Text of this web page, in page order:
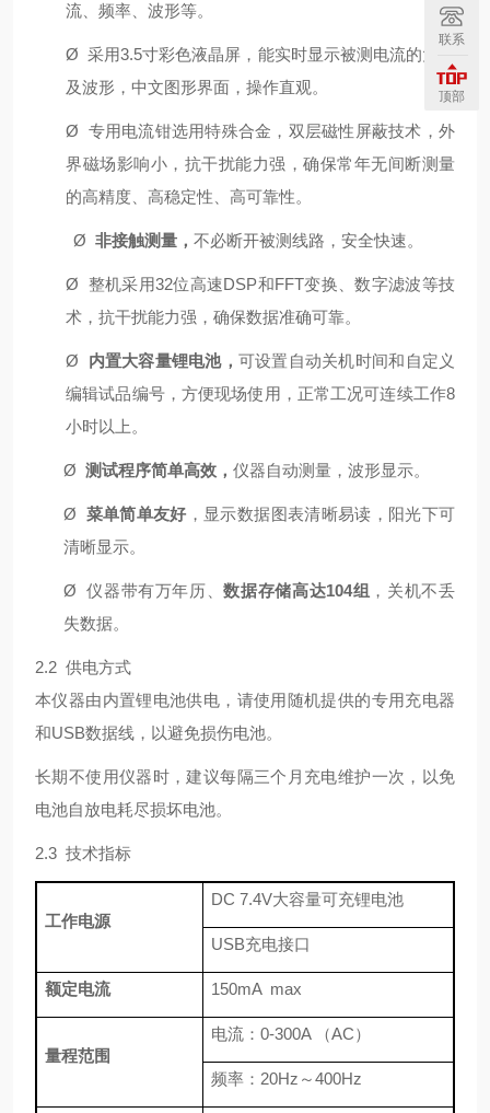
流、频率、波形等。
Ø 采用3.5寸彩色液晶屏，能实时显示被测电流的大小
及波形，中文图形界面，操作直观。
Ø 专用电流钳选用特殊合金，双层磁性屏蔽技术，外
界磁场影响小，抗干扰能力强，确保常年无间断测量
的高精度、高稳定性、高可靠性。
Ø 非接触测量， 不必断开被测线路，安全快速。
Ø 整机采用32位高速DSP和FFT变换、数字滤波等技
术，抗干扰能力强，确保数据准确可靠。
Ø 内置大容量锂电池， 可设置自动关机时间和 自定义
编辑试品编号，方便现场使用， 正常工况可连续工作8
小时以上。
Ø 测试程序简单高效， 仪器自动测量，波形显示。
Ø 菜单简单友好 ，显示数据图表清晰易读，阳光下可
清晰显示。
Ø 仪器带有万年历、数据存储高达104组 ，关机不丢
失数据。
2.2 供电方式
本仪器由内置锂电池供电，请使用随机提供的专用充电器
和USB数据线，以避免损伤电池。
长期不使用仪器时，建议每隔三个月充电维护⼀次，以免
电池自放电耗尽损坏电池。
2.3 技术指标
工作电源
DC 7.4V大容量可充锂电池
USB充电接口
额定电流 150mA max
量程范围
电流：0-300A （AC）
频率：20Hz～400Hz
联系
顶部